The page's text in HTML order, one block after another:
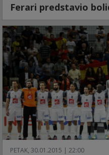
Ferari predstavio
PETAK, 30.01.2015 | 22:00